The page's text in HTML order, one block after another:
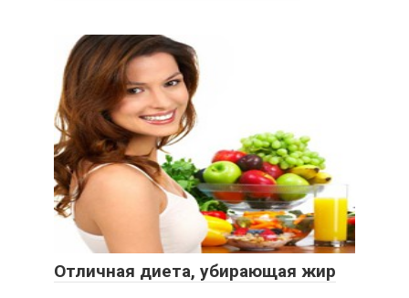
Отличная диета, убирающая жир